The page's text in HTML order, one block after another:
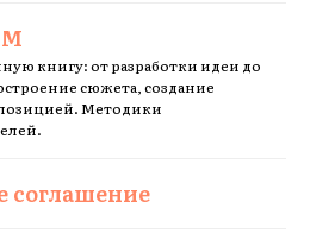
книгу: от разработки идеи до
сюжета, создание
Методики
соглашение